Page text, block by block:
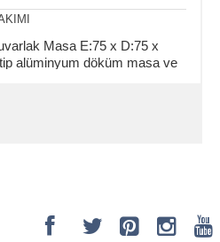
Masa E:75 x D:75 x
alüminyum döküm masa ve